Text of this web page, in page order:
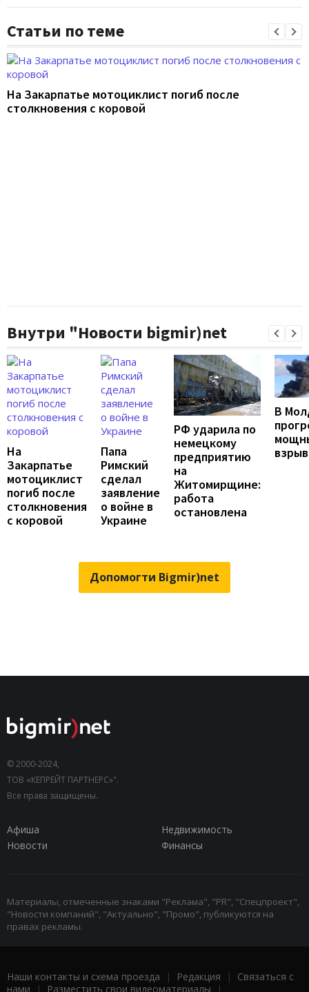
Статьи по теме
На Закарпатье мотоциклист погиб после
столкновения с коровой
Внутри "Новости bigmir)net
На
Закарпатье
мотоциклист
погиб после
столкновения
с коровой
Папа
Римский
сделал
заявление
о войне в
Украине
РФ ударила по
немецкому
предприятию
на
Житомирщине:
работа
остановлена
В
взрыв
Допомогти Bigmir)net
© 2000-2024,
ТОВ «КЕПРЕЙТ ПАРТНЕРС»".
Все права защищены.
Афиша
Недвижимость
Новости
Финансы
Материалы, отмеченные знаками "Реклама", "PR", "Спецпроект",
"Новости компаний", "Актуально", "Промо", публикуются на
правах рекламы.
Наши контакты и схема проезда | Редакция | Связаться с
нами | Разместить свои видеоматериалы |